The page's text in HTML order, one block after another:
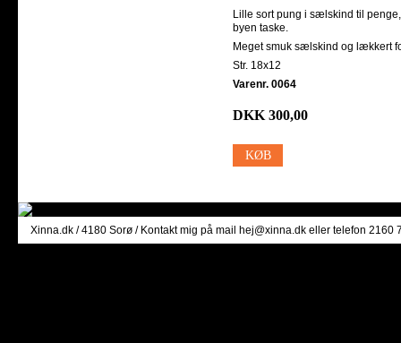
Lille sort pung i sælskind til
byen taske.
Meget smuk sælskind og lækkert
Str. 18x12
Varenr. 0064
DKK 300,00
Xinna.dk / 4180 Sorø / Kontakt mig på mail hej@xinna.dk eller telefon 2160